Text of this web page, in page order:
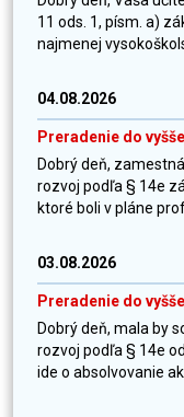
11 ods. 1, písm. a)
najmenej
04.08.2026
Preradenie do
Dobrý deň,
rozvoj podľa § 14e
ktoré boli v pláne
03.08.2026
Preradenie do
Dobrý deň, mala by
rozvoj podľa § 14e
ide o absolvovanie